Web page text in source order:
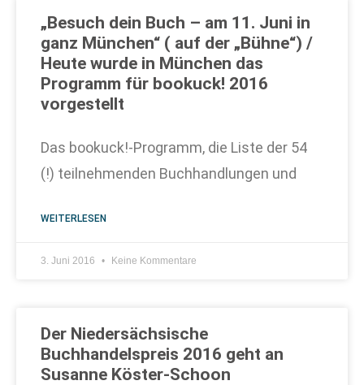
„Besuch dein Buch – am 11. Juni in
ganz München“ ( auf der „Bühne“) /
Heute wurde in München das
Programm für bookuck! 2016
vorgestellt
Das bookuck!-Programm, die Liste der 54
(!) teilnehmenden Buchhandlungen und
WEITERLESEN
3. Juni 2016 Keine Kommentare
Der Niedersächsische
Buchhandelspreis 2016 geht an
Susanne Köster-Schoon